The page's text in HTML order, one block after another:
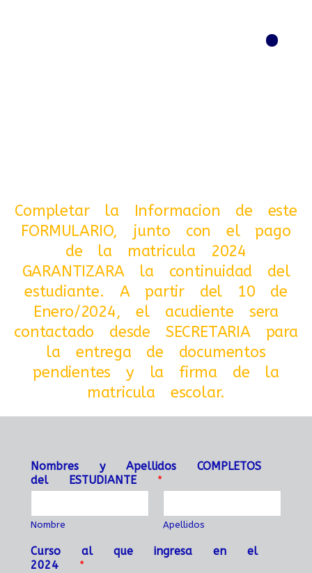
Menú
Completar la Informacion de este
FORMULARIO, junto con el pago
de la matricula 2024
GARANTIZARA la continuidad del
estudiante. A partir del 10 de
Enero/2024, el acudiente sera
contactado desde SECRETARIA para
la entrega de documentos
pendientes y la firma de la
matricula escolar.
Nombres y Apellidos COMPLETOS
del ESTUDIANTE *
Nombre Apellidos
Curso al que ingresa en el
2024 *